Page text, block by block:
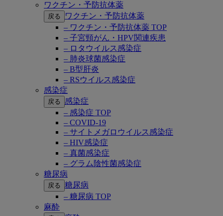
ワクチン・予防抗体薬
戻る
ワクチン・予防抗体薬
– ワクチン・予防抗体薬 TOP
– 子宮頸がん・HPV関連疾患
– ロタウイルス感染症
– 肺炎球菌感染症
– B型肝炎
– RSウイルス感染症
感染症
戻る
感染症
– 感染症 TOP
– COVID-19
– サイトメガロウイルス感染症
– HIV感染症
– 真菌感染症
– グラム陰性菌感染症
糖尿病
戻る 糖尿病
– 糖尿病 TOP
麻酔